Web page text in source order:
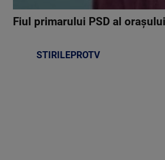
Fiul primarului PSD al
STIRILEPROTV